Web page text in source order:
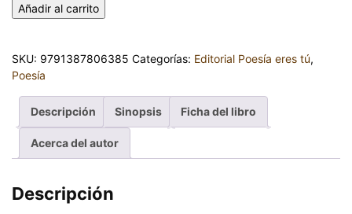
Añadir al carrito
SKU: 9791387806385 Categorías: Editorial Poesía eres tú,
Poesía
Descripción Sinopsis Ficha del libro
Acerca del autor
Descripción